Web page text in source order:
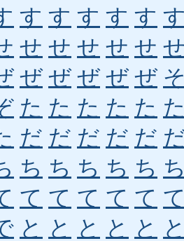
す す す す す
せ せ せ せ せ
ぜ ぜ ぜ ぜ ぜ
た た た た た
だ だ だ だ だ
ち ち ち ち ち
て て て て て
と と と と と